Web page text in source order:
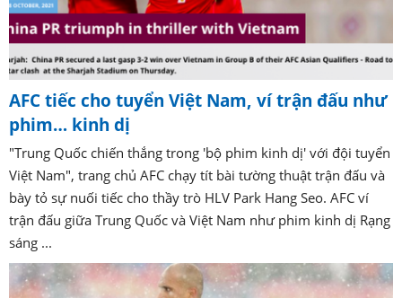
AFC tiếc cho tuyển Việt Nam, ví trận đấu như
phim… kinh dị
"Trung Quốc chiến thắng trong 'bộ phim kinh dị' với đội tuyển
Việt Nam", trang chủ AFC chạy tít bài tường thuật trận đấu và
bày tỏ sự nuối tiếc cho thầy trò HLV Park Hang Seo. AFC ví
trận đấu giữa Trung Quốc và Việt Nam như phim kinh dị Rạng
sáng ...